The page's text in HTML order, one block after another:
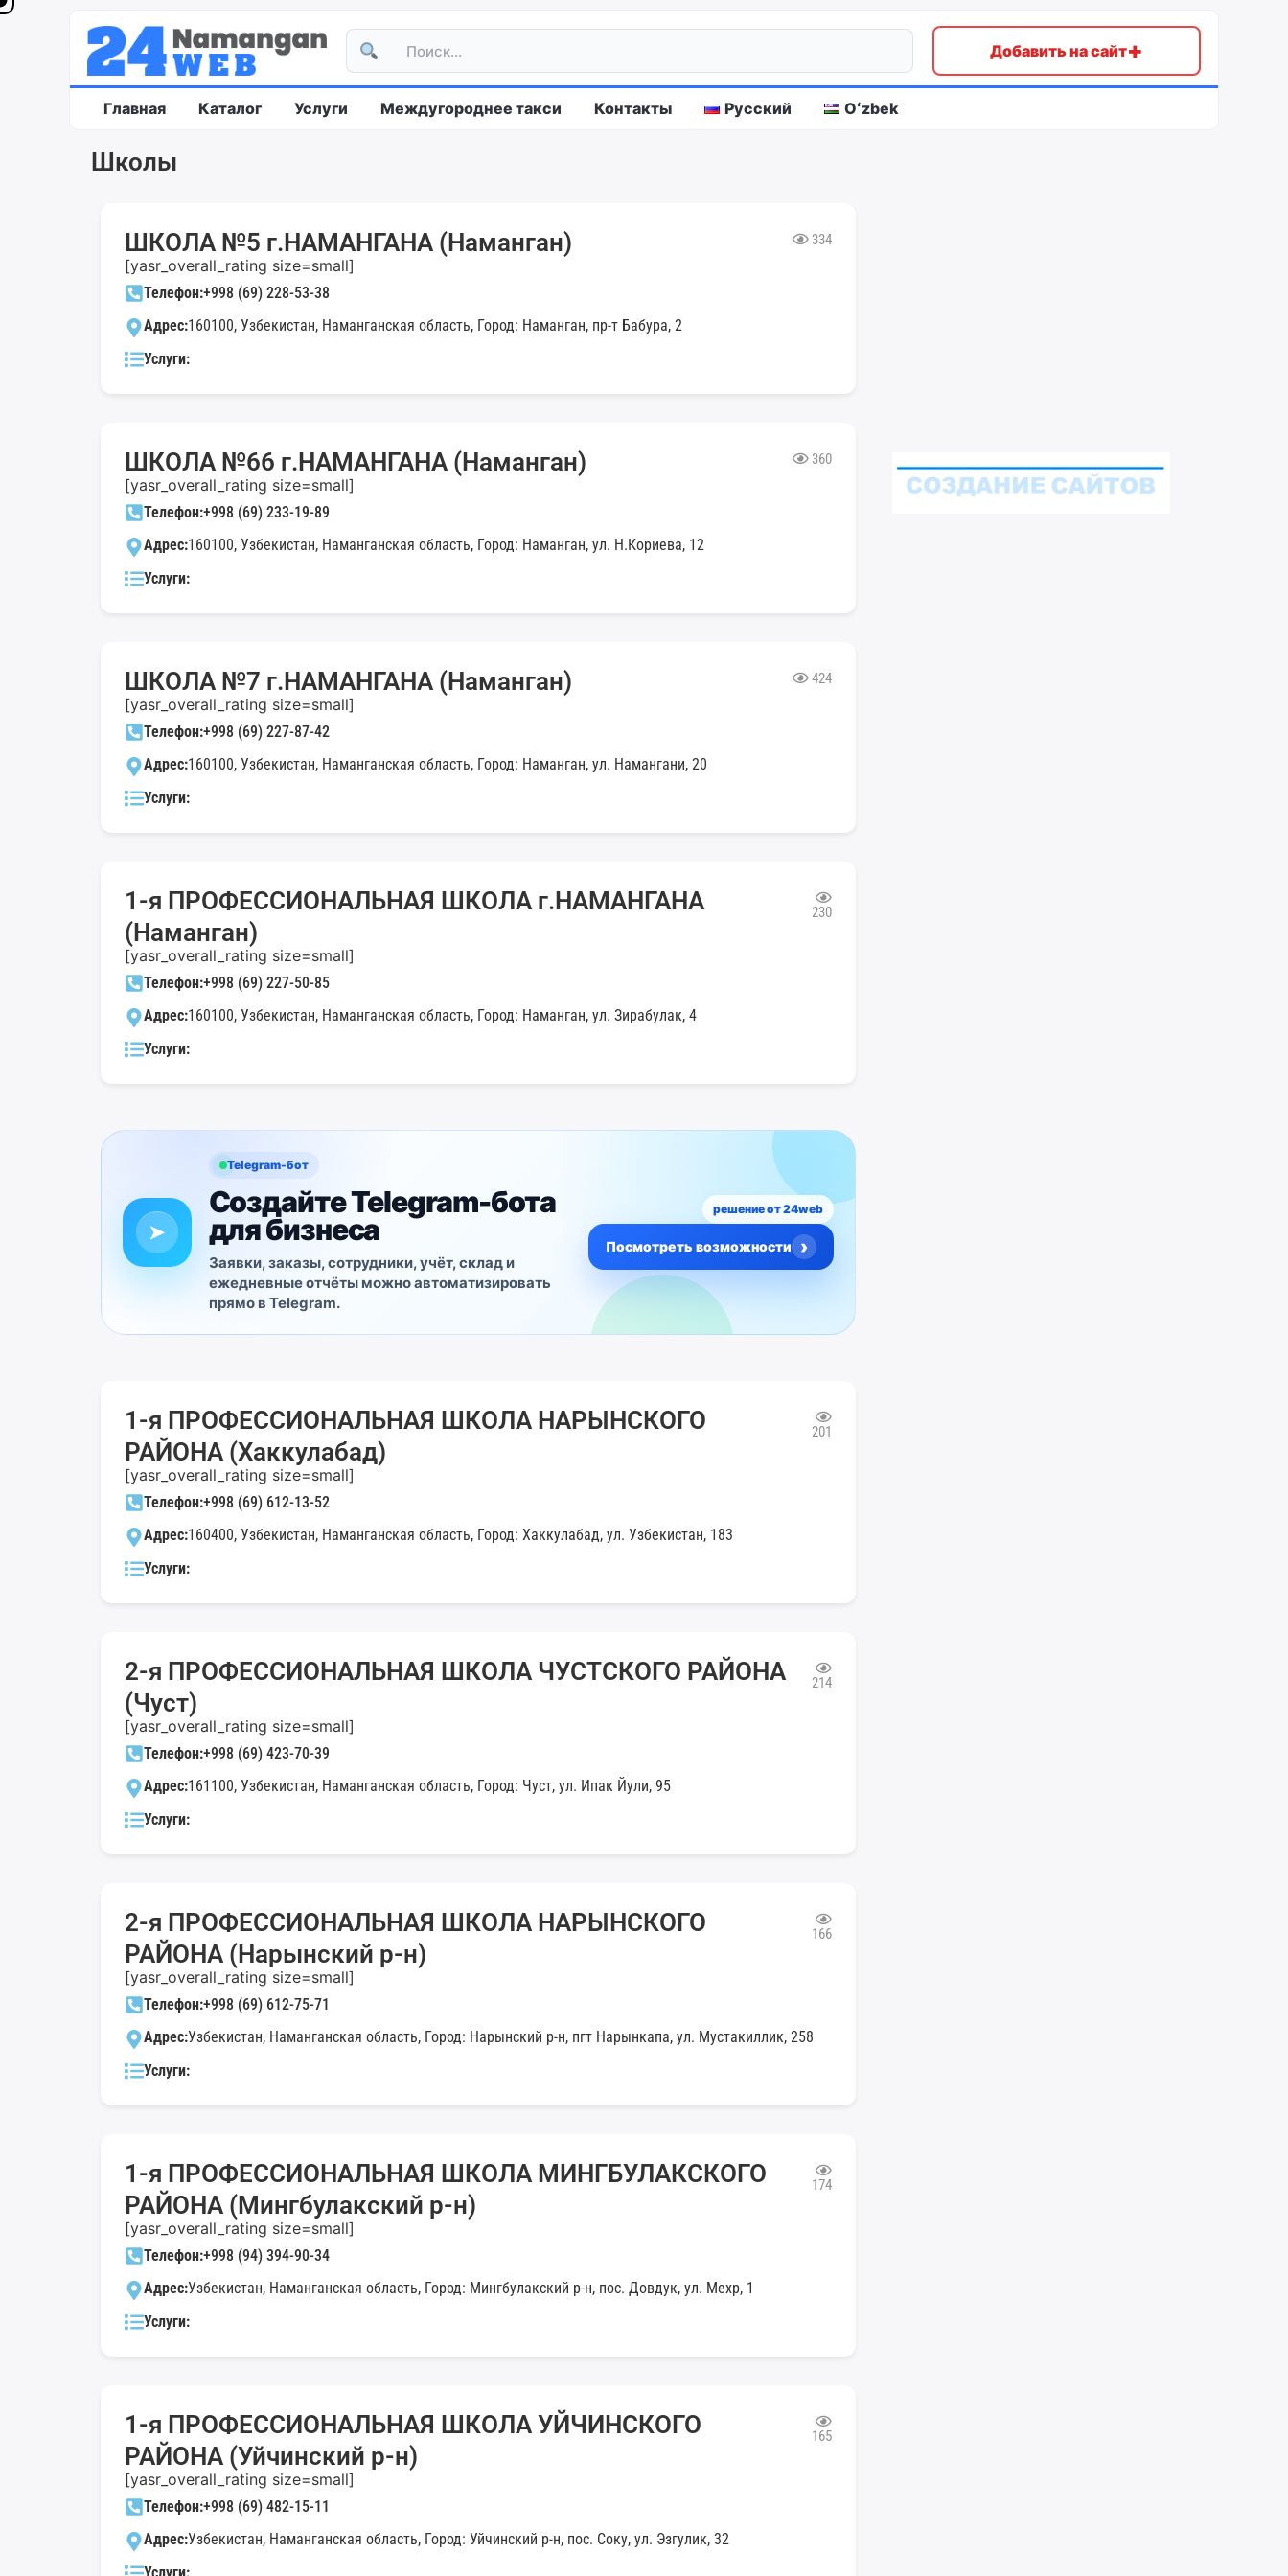
Добавить на сайт+
Главная Каталог Услуги Междугороднее такси Контакты Русский Oʻzbek
Школы
ШКОЛА №5 г.НАМАНГАНА (Наманган) 334
[yasr_overall_rating size=small]
Телефон:+998 (69) 228-53-38
Адрес:160100, Узбекистан, Наманганская область, Город: Наманган, пр-т Бабура, 2
Услуги:
ШКОЛА №66 г.НАМАНГАНА (Наманган) 360
[yasr_overall_rating size=small]
Телефон:+998 (69) 233-19-89
Адрес:160100, Узбекистан, Наманганская область, Город: Наманган, ул. Н.Кориева, 12
Услуги:
ШКОЛА №7 г.НАМАНГАНА (Наманган) 424
[yasr_overall_rating size=small]
Телефон:+998 (69) 227-87-42
Адрес:160100, Узбекистан, Наманганская область, Город: Наманган, ул. Намангани, 20
Услуги:
1-я ПРОФЕССИОНАЛЬНАЯ ШКОЛА г.НАМАНГАНА
(Наманган)
230
[yasr_overall_rating size=small]
Телефон:+998 (69) 227-50-85
Адрес:160100, Узбекистан, Наманганская область, Город: Наманган, ул. Зирабулак, 4
Услуги:
➤
Telegram-бот
Создайте Telegram-бота
для бизнеса
Заявки, заказы, сотрудники, учёт, склад и
ежедневные отчёты можно автоматизировать
прямо в Telegram.
решение от 24web
Посмотреть возможности ›
1-я ПРОФЕССИОНАЛЬНАЯ ШКОЛА НАРЫНСКОГО
РАЙОНА (Хаккулабад)
201
[yasr_overall_rating size=small]
Телефон:+998 (69) 612-13-52
Адрес:160400, Узбекистан, Наманганская область, Город: Хаккулабад, ул. Узбекистан, 183
Услуги:
2-я ПРОФЕССИОНАЛЬНАЯ ШКОЛА ЧУСТСКОГО РАЙОНА
(Чуст)
214
[yasr_overall_rating size=small]
Телефон:+998 (69) 423-70-39
Адрес:161100, Узбекистан, Наманганская область, Город: Чуст, ул. Ипак Йули, 95
Услуги:
2-я ПРОФЕССИОНАЛЬНАЯ ШКОЛА НАРЫНСКОГО
РАЙОНА (Нарынский р-н)
166
[yasr_overall_rating size=small]
Телефон:+998 (69) 612-75-71
Адрес:Узбекистан, Наманганская область, Город: Нарынский р-н, пгт Нарынкапа, ул. Мустакиллик, 258
Услуги:
1-я ПРОФЕССИОНАЛЬНАЯ ШКОЛА МИНГБУЛАКСКОГО
РАЙОНА (Мингбулакский р-н)
174
[yasr_overall_rating size=small]
Телефон:+998 (94) 394-90-34
Адрес:Узбекистан, Наманганская область, Город: Мингбулакский р-н, пос. Довдук, ул. Мехр, 1
Услуги:
1-я ПРОФЕССИОНАЛЬНАЯ ШКОЛА УЙЧИНСКОГО
РАЙОНА (Уйчинский р-н)
165
[yasr_overall_rating size=small]
Телефон:+998 (69) 482-15-11
Адрес:Узбекистан, Наманганская область, Город: Уйчинский р-н, пос. Соку, ул. Эзгулик, 32
Услуги: